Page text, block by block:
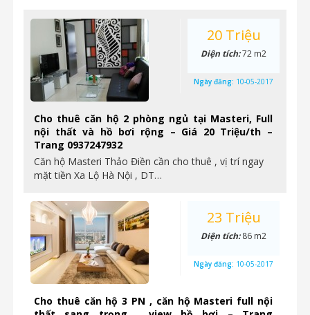
Cho thuê căn hộ 2 phòng ngủ tại Masteri, Full
nội thất và hồ bơi rộng – Giá 20 Triệu/th –
Trang 0937247932
Căn hộ Masteri Thảo Điền cần cho thuê , vị trí ngay
mặt tiền Xa Lộ Hà Nội , DT…
20 Triệu
Diện tích:72 m2
Ngày đăng: 10-05-2017
Cho thuê căn hộ 3 PN , căn hộ Masteri full nội
23 Triệu
Diện tích:86 m2
Ngày đăng: 10-05-2017